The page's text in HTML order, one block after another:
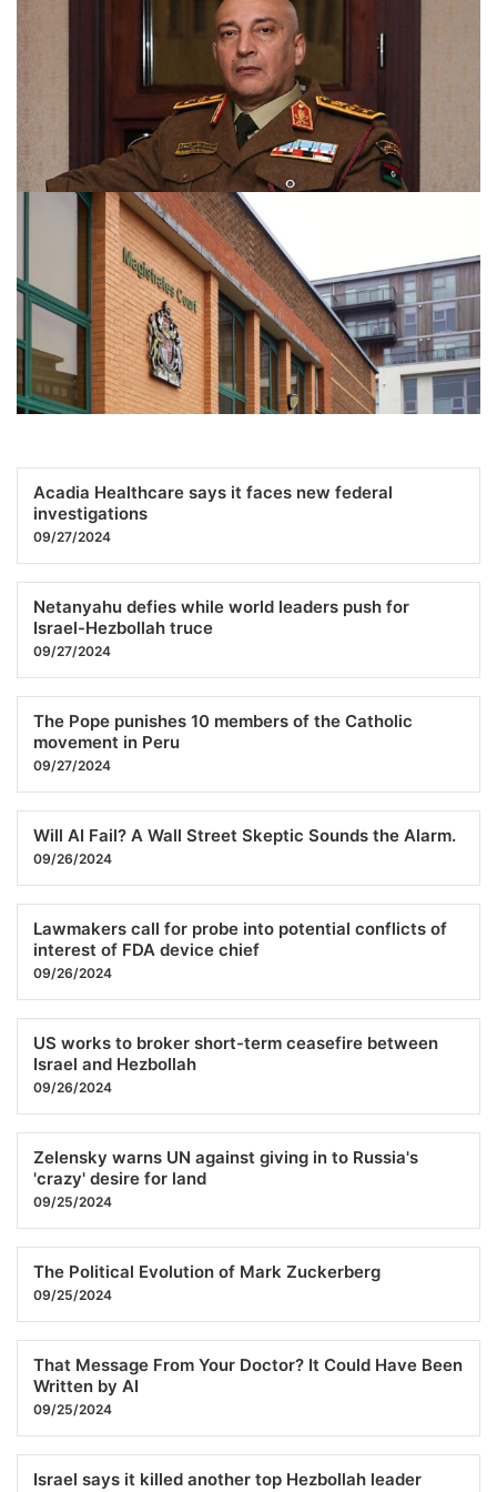
25.12.2025 16:00
U.K. Man and Five Others Face Charges for Sexual Crimes
Against His Wife
25.12.2025 07:45
Acadia Healthcare says it faces new federal
investigations
09/27/2024
Netanyahu defies while world leaders push for
Israel-Hezbollah truce
09/27/2024
The Pope punishes 10 members of the Catholic
movement in Peru
09/27/2024
Will AI Fail? A Wall Street Skeptic Sounds the Alarm.
09/26/2024
Lawmakers call for probe into potential conflicts of
interest of FDA device chief
09/26/2024
US works to broker short-term ceasefire between
Israel and Hezbollah
09/26/2024
Zelensky warns UN against giving in to Russia's
'crazy' desire for land
09/25/2024
The Political Evolution of Mark Zuckerberg
09/25/2024
That Message From Your Doctor? It Could Have Been
Written by AI
09/25/2024
Israel says it killed another top Hezbollah leader